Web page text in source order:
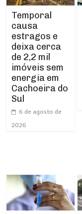
Temporal
causa
estragos e
deixa cerca
de 2,2 mil
imóveis sem
energia em
Cachoeira do
Sul
6 de agosto de
2026